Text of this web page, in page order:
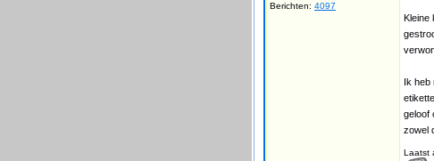
Berichten: 4097
Kleine
Ik heb
geloof
zowel
Laatst